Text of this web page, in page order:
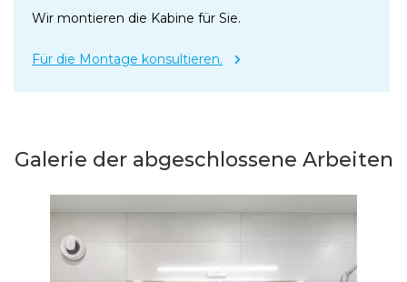
Wir montieren die Kabine für Sie.
Für die Montage konsultieren.
Galerie der abgeschlossene Arbeiten